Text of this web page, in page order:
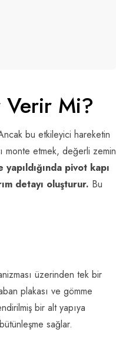
Verir Mi?
bu etkileyici hareketin
monte etmek, değerli zemin
pivot kapı
detayı oluşturur. Bu
üzerinden tek bir
plakası ve gömme
bir alt yapıya
sağlar.